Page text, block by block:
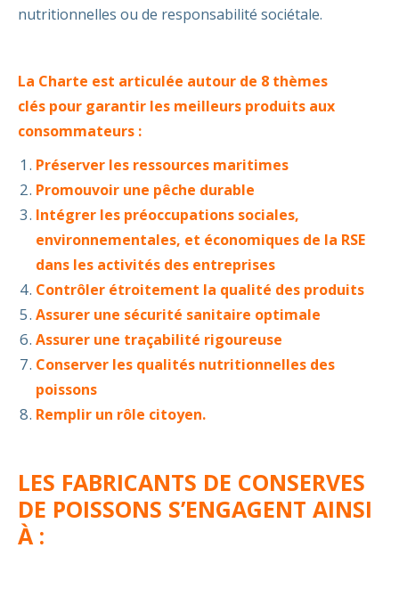
nutritionnelles ou de responsabilité sociétale.
La Charte est articulée autour de 8 thèmes
clés pour garantir les meilleurs produits aux
consommateurs :
Préserver les ressources maritimes
Promouvoir une pêche durable
Intégrer les préoccupations sociales,
environnementales, et économiques de la RSE
dans les activités des entreprises
Contrôler étroitement la qualité des produits
Assurer une sécurité sanitaire optimale
Assurer une traçabilité rigoureuse
Conserver les qualités nutritionnelles des
poissons
Remplir un rôle citoyen.
LES FABRICANTS DE CONSERVES
DE POISSONS S’ENGAGENT AINSI
À :